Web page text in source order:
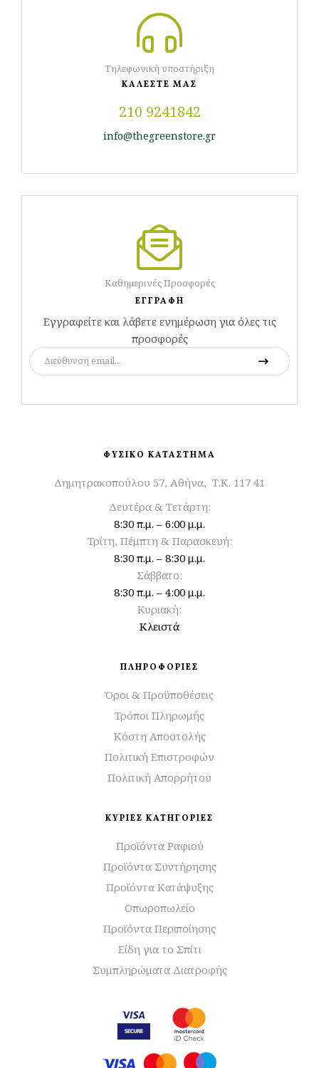
Τηλεφωνική υποστήριξη
ΚΑΛΕΣΤΕ ΜΑΣ
210 9241842
info@thegreenstore.gr
Καθημερινές Προσφορές
ΕΓΓΡΑΦΗ
Εγγραφείτε και λάβετε ενημέρωση για όλες τις
προσφορές
ΦΥΣΙΚΟ ΚΑΤΑΣΤΗΜΑ
Δημητρακοπούλου 57, Αθήνα, Τ.Κ. 117 41
Δευτέρα & Τετάρτη:
8:30 π.μ. – 6:00 μ.μ.
Τρίτη, Πέμπτη & Παρασκευή:
8:30 π.μ. – 8:30 μ.μ.
Σάββατο:
8:30 π.μ. – 4:00 μ.μ.
Κυριακή:
Κλειστά
ΠΛΗΡΟΦΟΡΙΕΣ
Όροι & Προϋποθέσεις
Τρόποι Πληρωμής
Κόστη Αποστολής
Πολιτική Επιστροφών
Πολιτική Απορρήτου
ΚΥΡΙΕΣ ΚΑΤΗΓΟΡΙΕΣ
Προϊόντα Ραφιού
Προϊόντα Συντήρησης
Προϊόντα Κατάψυξης
Οπωροπωλείο
Προϊόντα Περιποίησης
Είδη για το Σπίτι
Συμπληρώματα Διατροφής